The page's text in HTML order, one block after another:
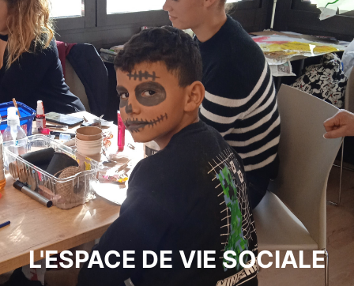
L'ESPACE DE VIE SOCIALE